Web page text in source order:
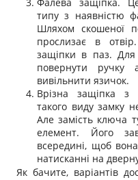
Фалева защіпка.
типу з наявністю
Шляхом скошеної
прослизає в
защіпки в паз. Для
повернути
вивільнити язичок.
Врізна защіпка з
такого виду замку
Але замість ключа
елемент. Його
всередині, щоб
натисканні на
Як бачите, варіантів